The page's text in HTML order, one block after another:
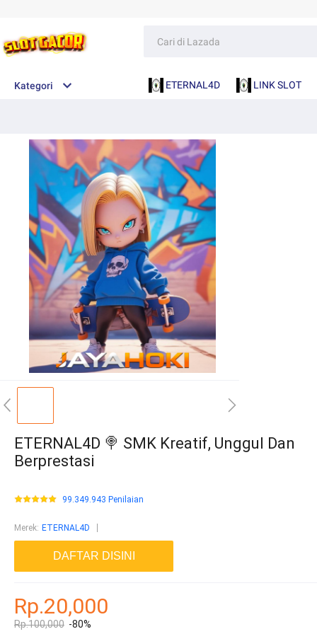
Kategori ETERNAL4D LINK SLOT
ETERNAL4D 🍭 SMK Kreatif, Unggul Dan
Berprestasi
99.349.943 Penilaian
Merek: ETERNAL4D
DAFTAR DISINI
Rp.20,000
Rp.100,000 -80%